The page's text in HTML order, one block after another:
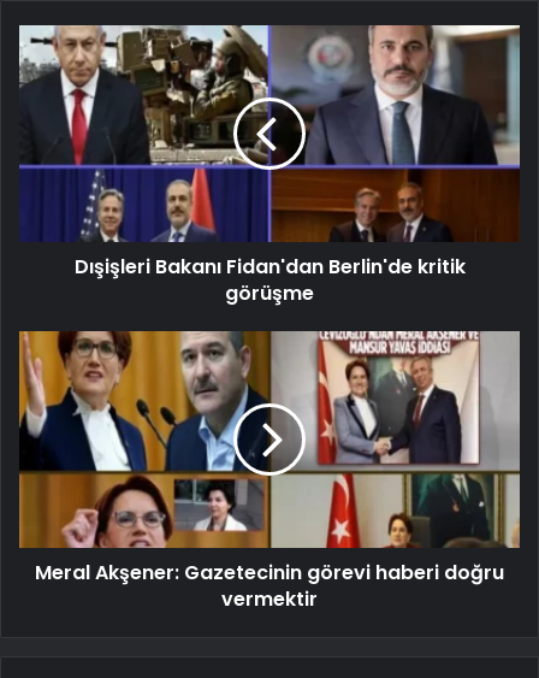
Dışişleri Bakanı Fidan'dan Berlin'de kritik
görüşme
Meral Akşener: Gazetecinin görevi haberi doğru
vermektir